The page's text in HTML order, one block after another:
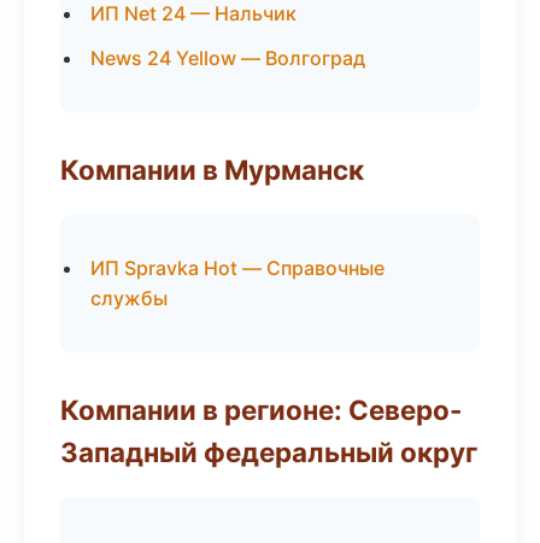
ИП Net 24 — Нальчик
News 24 Yellow — Волгоград
Компании в Мурманск
ИП Spravka Hot — Справочные
службы
Компании в регионе: Северо-
Западный федеральный округ